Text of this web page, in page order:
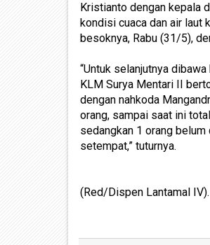
Kristianto dengan kepala
kondisi cuaca dan air laut
besoknya, Rabu (31/5),
“Untuk selanjutnya
KLM Surya Mentari II
dengan nahkoda
orang, sampai saat ini
sedangkan 1 orang
setempat,” tuturnya.
(Red/Dispen Lantamal IV).